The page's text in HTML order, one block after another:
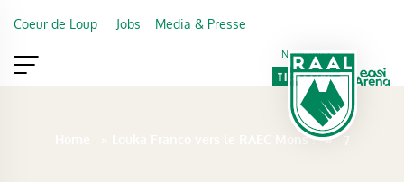
Coeur de Loup Jobs Media & Presse
Newsletter
TICKETING
VIP
FAN SHOP
Louka Franco vers le RAEC Mons ! » 7